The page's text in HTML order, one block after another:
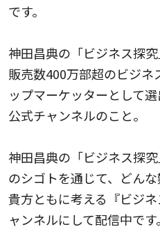
です。
神田昌典の「ビジネス探究
販売数400万部超のビジネ
ップマーケッターとして
公式チャンネルのこと。
神田昌典の「ビジネス探
のシゴトを通じて、どん
貴方ともに考える『ビジ
ャンネルにして配信中です。